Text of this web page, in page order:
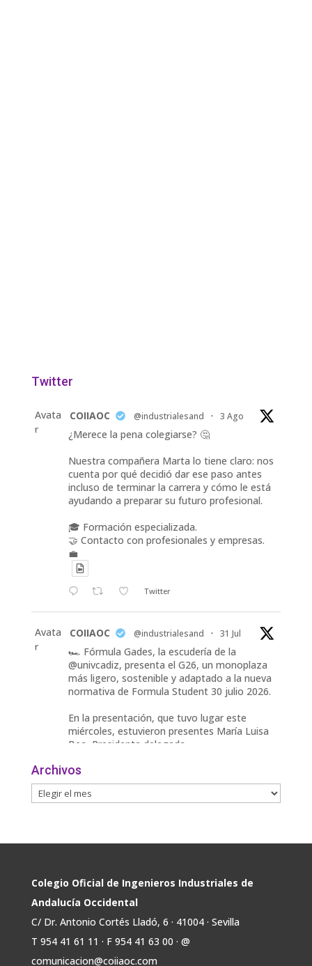
Twitter
Avata
r
COIIAOC @industrialesand · 3 Ago
¿Merece la pena colegiarse? 🤔
Nuestra compañera Marta lo tiene claro: nos
cuenta por qué decidió dar ese paso antes
incluso de terminar la carrera y cómo le está
ayudando a preparar su futuro profesional.
🎓 Formación especializada.
🤝 Contacto con profesionales y empresas.
💼
Twitter
Avata
r
COIIAOC @industrialesand · 31 Jul
🏎️ Fórmula Gades, la escudería de la
@univcadiz, presenta el G26, un monoplaza
más ligero, sostenible y adaptado a la nueva
normativa de Formula Student 30 julio 2026.
En la presentación, que tuvo lugar este
miércoles, estuvieron presentes María Luisa
Bea, Presidenta delegada
Twitter
📢ℹ️ El Gobierno acelera la electrificación
2030 para infraestructuras que permitan la
conexión de vivienda, industria y transporte
electrificado.
Estas medidas se encuentran en la dirección
Archivos
Colegio Oficial de Ingenieros Industriales de
Andalucía Occidental
C/ Dr. Antonio Cortés Lladó, 6 · 41004 · Sevilla
T 954 41 61 11 · F 954 41 63 00 · @
comunicacion@coiiaoc.com